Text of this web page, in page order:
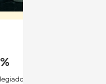
y habilitados para